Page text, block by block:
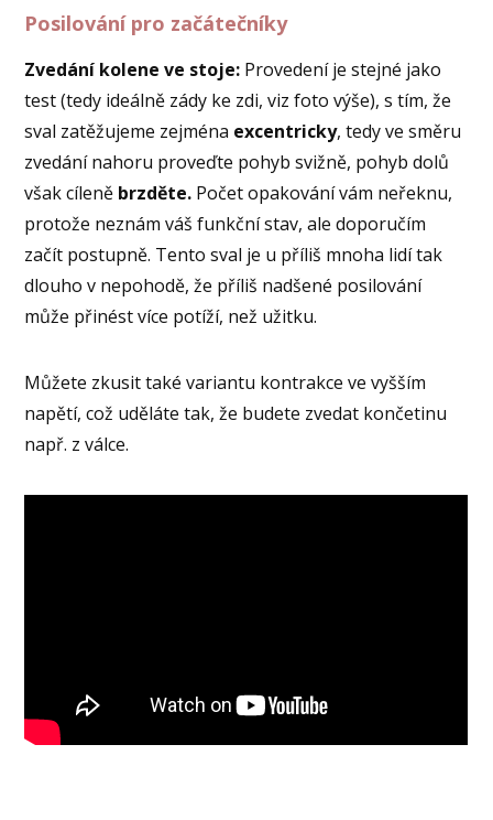
Posilování pro začátečníky
Zvedání kolene ve stoje: Provedení je stejné jako
test (tedy ideálně zády ke zdi, viz foto výše), s tím, že
sval zatěžujeme zejména excentricky, tedy ve směru
zvedání nahoru proveďte pohyb svižně, pohyb dolů
však cíleně brzděte. Počet opakování vám neřeknu,
protože neznám váš funkční stav, ale doporučím
začít postupně. Tento sval je u příliš mnoha lidí tak
dlouho v nepohodě, že příliš nadšené posilování
může přinést více potíží, než užitku.
Můžete zkusit také variantu kontrakce ve vyšším
napětí, což uděláte tak, že budete zvedat končetinu
např. z válce.